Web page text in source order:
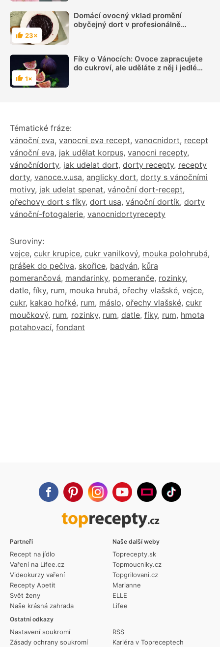
Hodnocení
23×
Domácí ovocný vklad promění
obyčejný dort v profesionálně
Hodnocení
1×
Fíky o Vánocích: Ovoce zapracujete
do cukroví, ale uděláte z něj i jedlé
Tématické fráze:
vánoční eva, vanocni eva recept, vanocnidort, recept
vánoční eva, jak udělat korpus, vanocni recepty,
vánočnídorty, jak udelat dort, dorty recepty, recepty
dorty, vanoce.v.usa, anglicky dort, dorty s vánočními
motivy, jak udelat spenat, vánoční dort-recept,
ořechovy dort s fíky, dort usa, vánoční dortík, dorty
vánoční-fotogalerie, vanocnidortyrecepty
Suroviny:
vejce, cukr krupice, cukr vanilkový, mouka polohrubá,
prášek do pečiva, skořice, badyán, kůra
pomerančová, mandarinky, pomeranče, rozinky,
datle, fíky, rum, mouka hrubá, ořechy vlašské, vejce,
cukr, kakao hořké, rum, máslo, ořechy vlašské, cukr
moučkový, rum, rozinky, rum, datle, fíky, rum, hmota
potahovací, fondant
Partneři
Recept na jídlo
Vaření na Lifee.cz
Videokurzy vaření
Recepty Apetit
Svět ženy
Naše krásná zahrada
Ostatní odkazy
Nastavení soukromí
Zásady ochrany soukromí
RSS
Kariéra v Topreceptech
Naše další weby
Toprecepty.sk
Topmoucniky.cz
Topgrilovani.cz
Marianne
ELLE
Lifee